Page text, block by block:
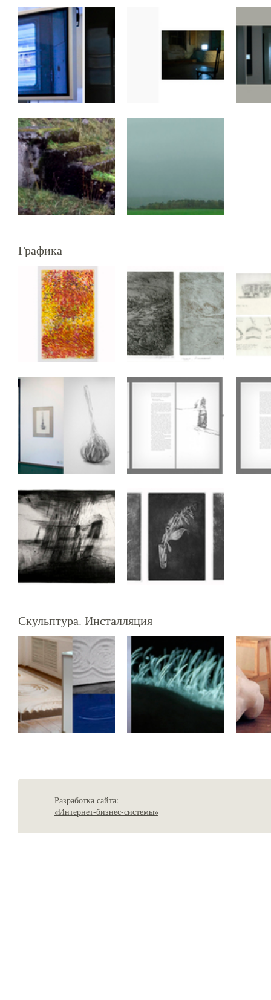
Графика
Скульптура. Инсталляция
Разработка сайта:
«Интернет-бизнес-системы»